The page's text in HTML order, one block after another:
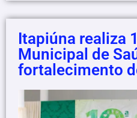
Itapiúna realiza
Municipal de
fortalecimento